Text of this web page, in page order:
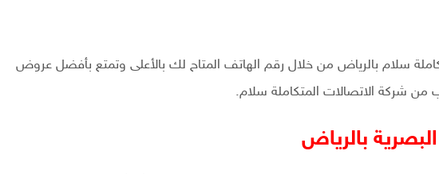
سلام بالرياض من خلال رقم الهاتف المتاح لك بالأعلى وتمتع بأفضل عروض
من شركة الاتصالات المتكاملة سلام.
بالرياض